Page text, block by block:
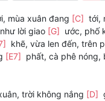
mùa xuân đang [C] tới,
lời giao [G] ước, phố
khẽ, vừa len đến, trên
[E7] phất, cà phê nóng,
trời không nắng [D]